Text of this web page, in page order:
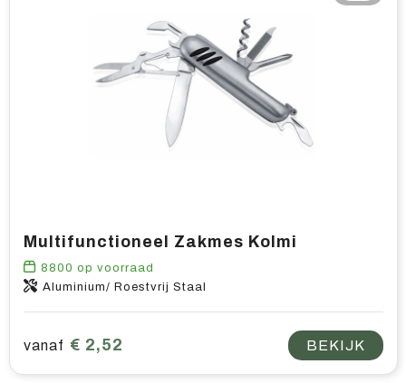
Multifunctioneel Zakmes Kolmi
8800 op voorraad
Aluminium/ Roestvrij Staal
vanaf € 2,52 BEKIJK